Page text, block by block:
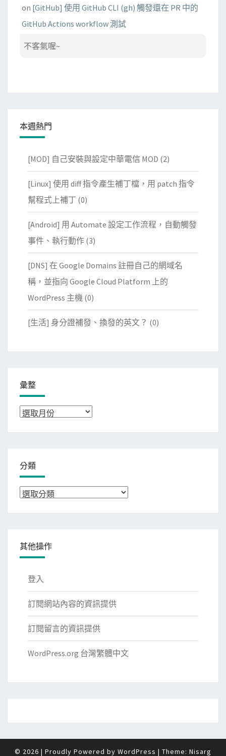
on [GitHub] 使用 GitHub CLI (gh) 觸發還在 PR 中的
GitHub Actions workflow 測試
不客氣喔~
本週熱門
[MOD] 自己安裝與設定中華電信 MOD (2)
[Linux] 使用 diff 指令產生補丁檔，用 patch 指令
幫程式上補丁 (0)
[Android] 用 Automate 設定工作流程，自動觸發
事件、執行動作 (3)
[DNS] 在 Google Domains 註冊自己的網域名
稱，並指向 Google Cloud Platform 上的
WordPress 主機 (0)
[生活] 身分證補發、換發的英文？ (0)
彙整
彙
分類
分
其他操作
登入
訂閱網站內容的資訊提供
訂閱留言的資訊提供
WordPress.org 台灣繁體中文
© 2026 | Proudly Powered by WordPress | Theme: Nisarg